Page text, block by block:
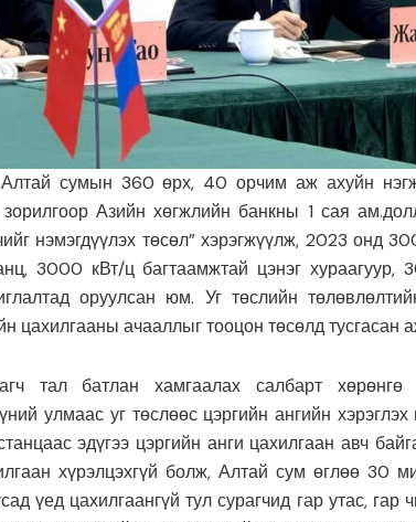
сумын 360 өрх, 40 орчим аж ахуйн
Азийн хөгжлийн банкны 1 сая
нэмэгдүүлэх төсөл” хэрэгжүүлж, 2023 онд
3000 кВт/ц багтаамжтай цэнэг хураагуур,
оруулсан юм. Уг төслийн
цахилгааны ачааллыг тооцон төсөлд тусгасан
тал батлан хамгаалах салбарт хөрөнгө
улмаас уг төслөөс цэргийн ангийн
эдүгээ цэргийн анги цахилгаан авч
хүрэлцэхгүй болж, Алтай сум өглөө 30
үед цахилгаангүй тул сурагчид гар утас, гар